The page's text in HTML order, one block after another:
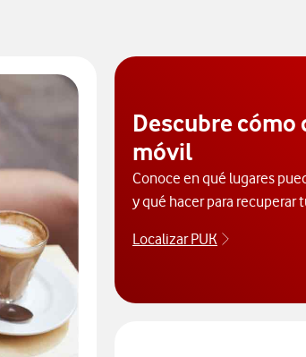
Descubre
móvil
Conoce en qué lugares
y qué hacer para recuperar
Localizar PUK
Para